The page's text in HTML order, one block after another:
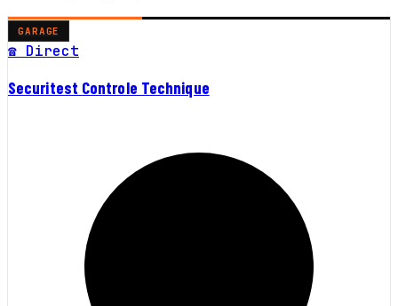
GARAGE
☎ Direct
Securitest Controle Technique